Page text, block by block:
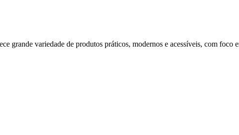
grande variedade de produtos práticos, modernos e acessíveis, com foco